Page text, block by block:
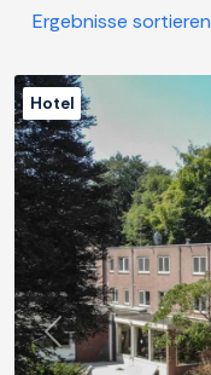
Ergebnisse sortieren
Zurück
Hotel